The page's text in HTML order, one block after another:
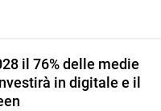
il 76% delle medie
in digitale e il